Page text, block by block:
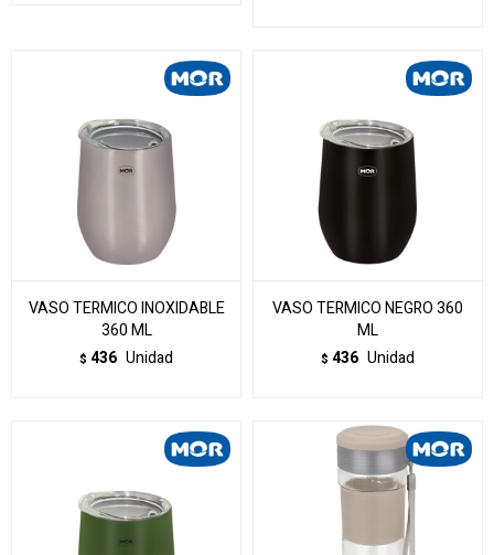
VASO TERMICO INOXIDABLE
360 ML
$ 436 Unidad
VASO TERMICO NEGRO 360
ML
$ 436 Unidad